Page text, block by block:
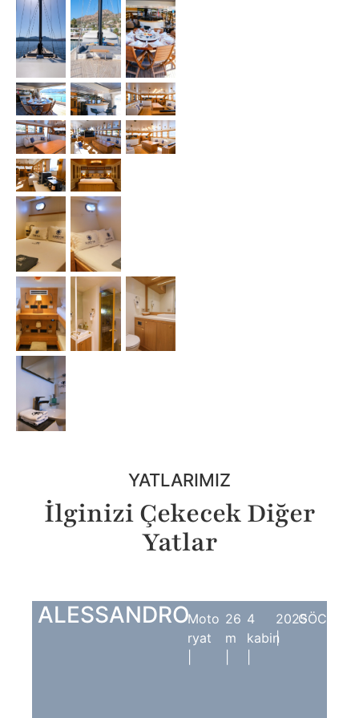
YATLARIMIZ
İlginizi Çekecek Diğer
Yatlar
ALESSANDROMoto
ryat
26
m
4
kabin
2025
|
GÖCEK